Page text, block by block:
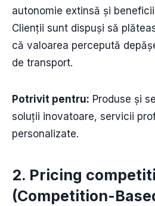
autonomie extinsă și
Clienții sunt dispuși să
că valoarea percepută
de transport.
Potrivit pentru: Produse și
soluții inovatoare, servicii
personalizate.
2. Pricing
(Competition-